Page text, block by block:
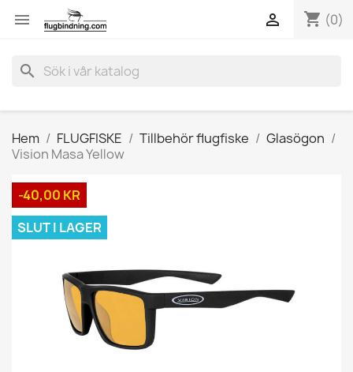
 shopping_cart (0)

search
Hem FLUGFISKE Tillbehör flugfiske
Glasögon
Vision Masa Yellow
-40,00 KR
SLUT I LAGER